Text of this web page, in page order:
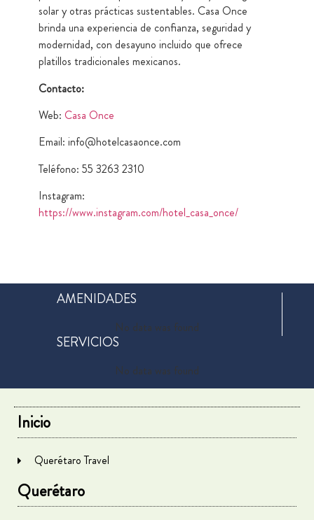
solar y otras prácticas sustentables. Casa Once
brinda una experiencia de confianza, seguridad y
modernidad, con desayuno incluido que ofrece
platillos tradicionales mexicanos.
Contacto:
Web: Casa Once
Email: info@hotelcasaonce.com
Teléfono: 55 3263 2310
Instagram:
https://www.instagram.com/hotel_casa_once/
AMENIDADES
No data was found
SERVICIOS
No data was found
Inicio
Querétaro Travel
Querétaro